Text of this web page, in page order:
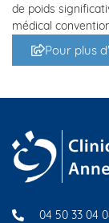
de poids
médical
Pour plus
04 50 33 04